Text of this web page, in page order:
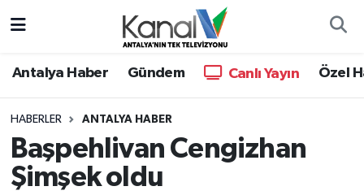
Antalya Haber Gündem Canlı Yayın Özel
HABERLER ANTALYA HABER
Başpehlivan Cengizhan
Şimşek oldu
Antalya Haber
Dünya
Eğitim
Hava Durumu
Trafik Durumu
Süper Lig Puan Durumu ve Fikstür